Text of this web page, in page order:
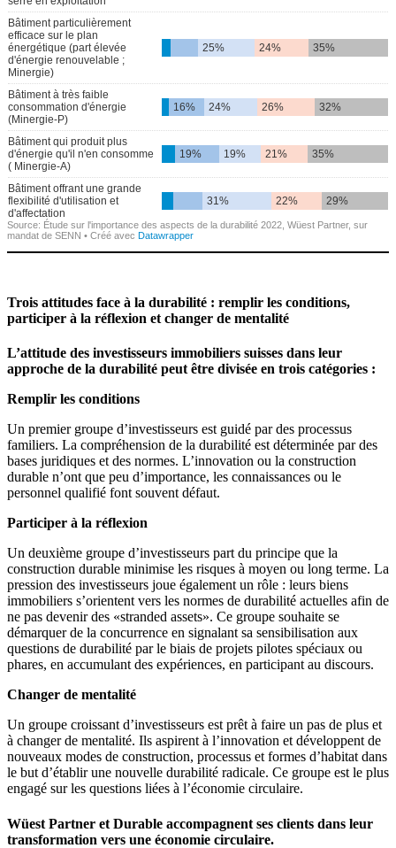
Trois attitudes face à la durabilité : remplir les conditions,
participer à la réflexion et changer de mentalité
L’attitude des inves­tis­seurs immobi­liers suisses dans leur
approche de la durabilité peut être divisée en trois catégories :
Remplir les condi­tions
Un premier groupe d’investisseurs est guidé par des processus
familiers. La compré­hension de la durabilité est déter­minée par des
bases juridiques et des normes. L’innovation ou la construction
durable n’ont que peu d’importance, les connais­sances ou le
personnel qualifié font souvent défaut.
Participer à la réflexion
Un deuxième groupe d’investisseurs part du principe que la
construction durable minimise les risques à moyen ou long terme. La
pression des inves­tis­seurs joue également un rôle : leurs biens
immobi­liers s’orientent vers les normes de durabilité actuelles afin de
ne pas devenir des «stranded assets». Ce groupe souhaite se
démarquer de la concur­rence en signalant sa sensi­bi­li­sation aux
questions de durabilité par le biais de projets pilotes spéciaux ou
phares, en accumulant des expériences, en parti­cipant au discours.
Changer de mentalité
Un groupe croissant d’investisseurs est prêt à faire un pas de plus et
à changer de mentalité. Ils aspirent à l’innovation et développent de
nouveaux modes de construction, processus et formes d’habitat dans
le but d’établir une nouvelle durabilité radicale. Ce groupe est le plus
engagé sur les questions liées à l’économie circu­laire.
Wüest Partner et Durable accompagnent ses clients dans leur
transformation vers une économie circulaire.